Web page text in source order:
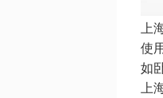
上
使
如
上